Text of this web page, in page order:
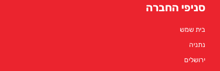
סניפי החברה
בית שמש
נתניה
ירושלים